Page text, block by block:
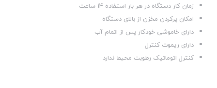
زمان کار دستگاه در هر بار استفاده 14 ساعت
امکان پرکردن مخزن از بالای دستگاه
دارای خاموشی خودکار پس از اتمام آب
دارای ریموت کنترل
کنترل اتوماتیک رطوبت محیط ندارد